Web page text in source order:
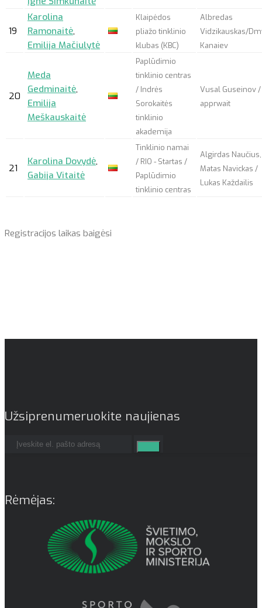
19
Karolina
Ramonaitė,
Emilija Mačiulytė
Klaipėdos
pliažo tinklinio
klubas (KBC)
Albredas
Vidzikauskas/
Kanaiev
20
Meda
Gedminaitė,
Emilija
Meškauskaitė
Paplūdimio
tinklinio centras
/ Indrės
Sorokaitės
tinklinio
akademija
Vusal Guseinov /
apprwait
21
Karolina Dovydė,
Gabija Vitaitė
Tinklinio namai
/ RIO - Startas /
Paplūdimio
tinklinio centras
Algirdas Naučius,
Matas Navickas /
Lukas Každailis
Registracijos laikas baigėsi
Užsiprenumeruokite naujienas
Rėmėjas: